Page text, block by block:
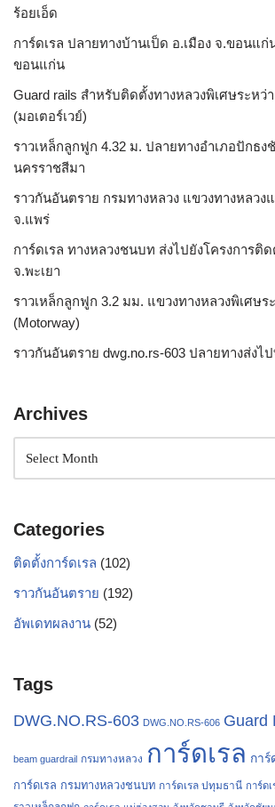
ร้อยเอ็ด
การ์ดเรล ปลายทางบ้านเป็ด อ.เมือง จ.ขอนแก่
ขอนแก่น
Guard rails สำหรับติดตั้งทางหลวงพิเศษระหว่า
(มอเตอร์เวย์)
ราวเหล็กลูกฟูก 4.32 ม. ปลายทางอำเภอปักธง
นครราชสีมา
ราวกันอันตราย กรมทางหลวง แขวงทางหลวง
จ.แพร่
การ์ดเรล ทางหลวงชนบท ส่งไปยังโครงการติด
จ.พะเยา
ราวเหล็กลูกฟูก 3.2 มม. แขวงทางหลวงพิเศษร
(Motorway)
ราวกันอันตราย dwg.no.rs-603 ปลายทางส่งไ
Archives
Categories
ติดตั้งการ์ดเรล (102)
ราวกันอันตราย (192)
อัพเดทผลงาน (52)
Tags
DWG.NO.RS-603 DWG.NO.RS-606 Guard
beam guardrail กรมทางหลวง การ์ดเรล การ์
การ์ดเรล กรมทางหลวงชนบท การ์ดเรล ปทุมธานี การ์ด